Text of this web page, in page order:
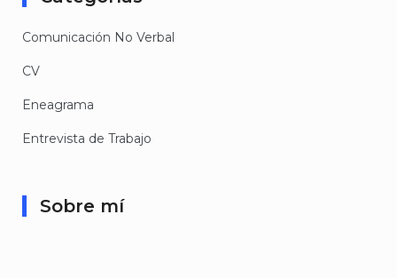
Comunicación No Verbal
CV
Eneagrama
Entrevista de Trabajo
Sobre mí